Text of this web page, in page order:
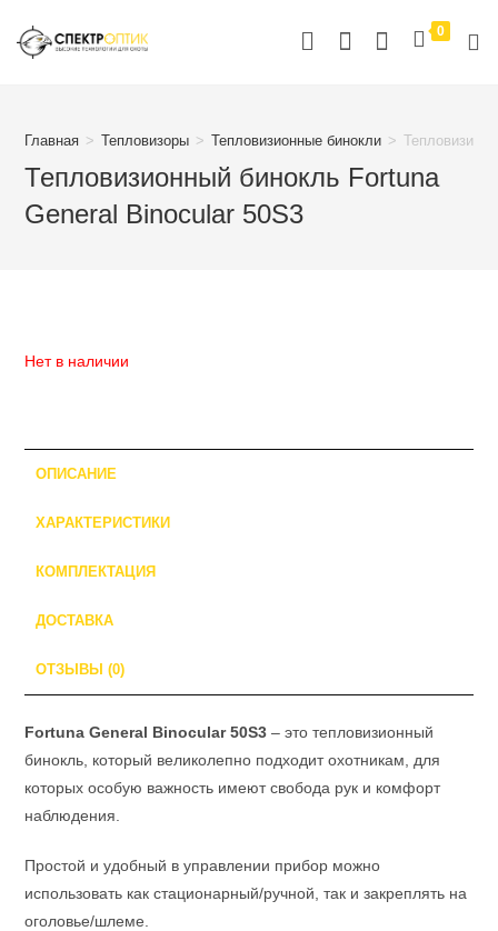
0
Главная > Тепловизоры > Тепловизионные бинокли >
Тепловизионный бинокль Fortuna
General Binocular 50S3
Нет в наличии
ОПИСАНИЕ
ХАРАКТЕРИСТИКИ
КОМПЛЕКТАЦИЯ
ДОСТАВКА
ОТЗЫВЫ (0)
Fortuna General Binocular 50S3 – это тепловизионный
бинокль, который великолепно подходит охотникам, для
которых особую важность имеют свобода рук и комфорт
наблюдения.
Простой и удобный в управлении прибор можно
использовать как стационарный/ручной, так и закреплять на
оголовье/шлеме.